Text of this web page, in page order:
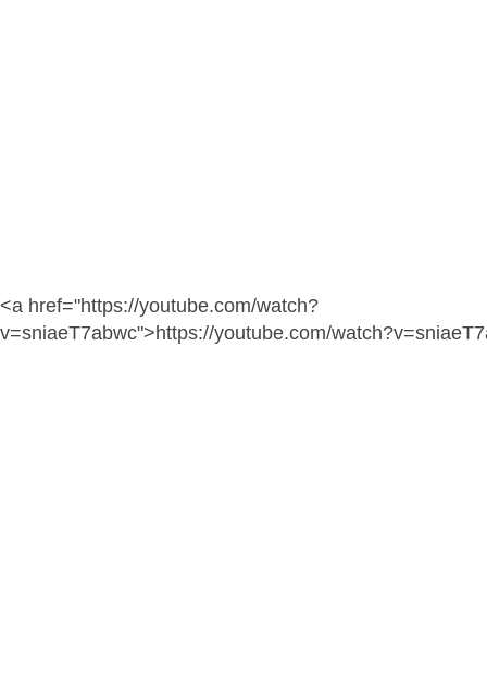
<a href="https://youtube.com/watch?
v=sniaeT7abwc">https://youtube.com/